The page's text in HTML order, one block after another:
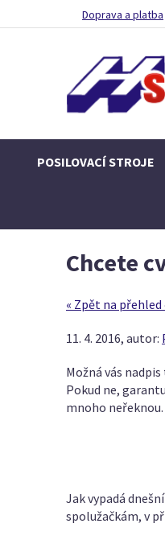
Doprava a platba
POSILOVACÍ STROJE
Chcete
« Zpět na
11. 4. 2016, autor:
Možná vás
Pokud ne,
mnoho
Jak vypadá
spolužačkám, v